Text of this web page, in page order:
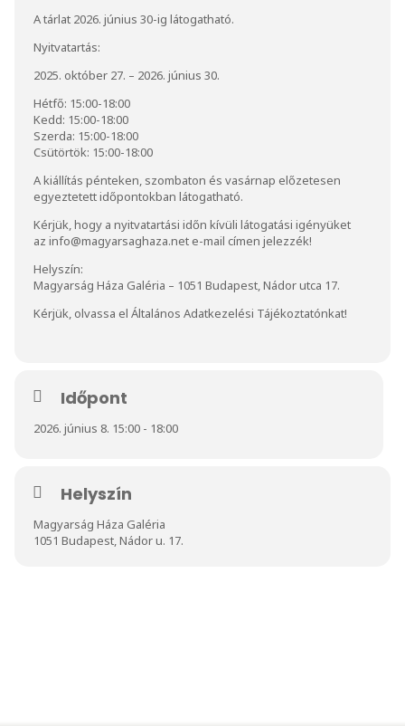
A tárlat 2026. június 30-ig látogatható.
Nyitvatartás:
2025. október 27. – 2026. június 30.
Hétfő: 15:00-18:00
Kedd: 15:00-18:00
Szerda: 15:00-18:00
Csütörtök: 15:00-18:00
A kiállítás pénteken, szombaton és vasárnap előzetesen
egyeztetett időpontokban látogatható.
Kérjük, hogy a nyitvatartási időn kívüli látogatási igényüket
az info@magyarsaghaza.net e-mail címen jelezzék!
Helyszín:
Magyarság Háza Galéria – 1051 Budapest, Nádor utca 17.
Kérjük, olvassa el Általános Adatkezelési Tájékoztatónkat!
Időpont
2026. június 8. 15:00 - 18:00
Helyszín
Magyarság Háza Galéria
1051 Budapest, Nádor u. 17.